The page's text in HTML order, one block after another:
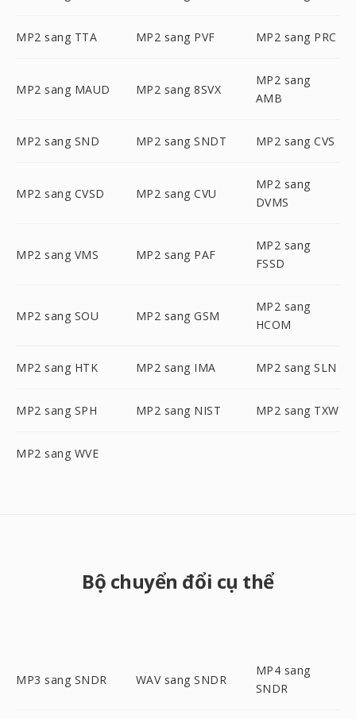
MP2 sang TTA MP2 sang PVF MP2 sang PRC
MP2 sang MAUD MP2 sang 8SVX
MP2 sang
AMB
MP2 sang SND MP2 sang SNDT MP2 sang CVS
MP2 sang CVSD MP2 sang CVU
MP2 sang
DVMS
MP2 sang VMS MP2 sang PAF
MP2 sang
FSSD
MP2 sang SOU MP2 sang GSM
MP2 sang
HCOM
MP2 sang HTK MP2 sang IMA MP2 sang SLN
MP2 sang SPH MP2 sang NIST MP2 sang TXW
MP2 sang WVE
Bộ chuyển đổi cụ thể
MP3 sang SNDR WAV sang SNDR
MP4 sang
SNDR